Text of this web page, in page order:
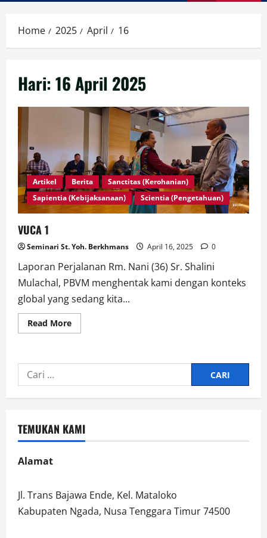
Home 2025 April 16
Hari:16 April 2025
Artikel Berita
Sanctitas (Kerohanian)
Sapientia (Kebijaksanaan)
Scientia (Pengetahuan)
VUCA 1
Seminari St. Yoh. Berkhmans April 16, 2025 0
Laporan Perjalanan Rm. Nani (36) Sr. Shalini
Mulachal, PBVM menghentak kami dengan konteks
global yang sedang kita...
Read MoreRead
more
Cari
untuk:
TEMUKAN KAMI
Alamat
Jl. Trans Bajawa Ende, Kel. Mataloko
Kabupaten Ngada, Nusa Tenggara Timur 74500